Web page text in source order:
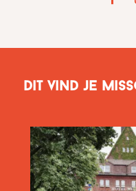
Dit vind je